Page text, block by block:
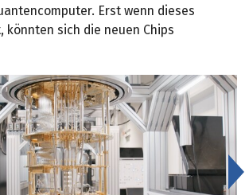
Erst wenn dieses
könnten sich die neuen Chips